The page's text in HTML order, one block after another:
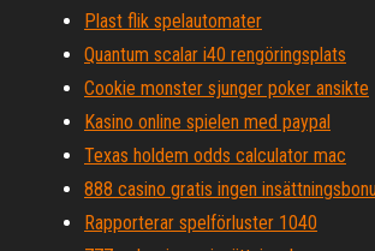
Plast flik spelautomater
Quantum scalar i40 rengöringsplats
Cookie monster sjunger poker ansikte
Kasino online spielen med paypal
Texas holdem odds calculator mac
888 casino gratis ingen
Rapporterar spelförluster 1040